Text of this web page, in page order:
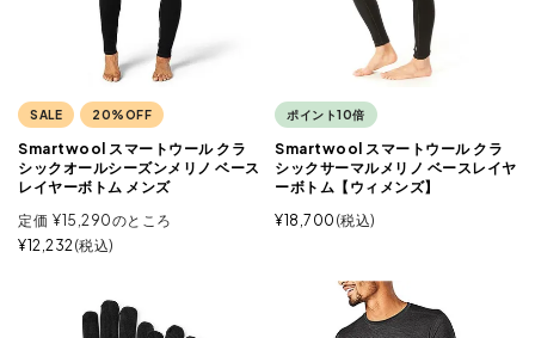
SALE 20%OFF
Smartwool スマートウール クラ
シックオールシーズンメリノ ベース
レイヤーボトム メンズ
定価 ¥15,290のところ
¥12,232 税込
ポイント10倍
Smartwool スマートウール クラ
シックサーマルメリノ ベースレイヤ
ーボトム【ウィメンズ】
¥18,700 税込